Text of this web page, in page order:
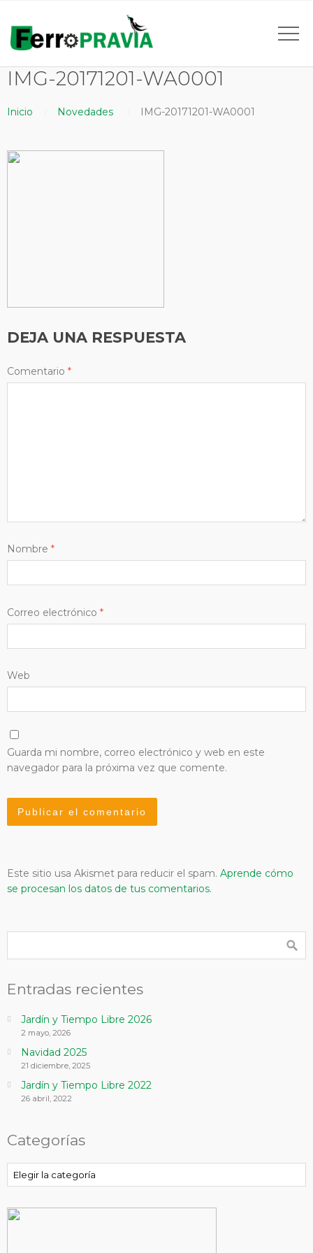
IMG-20171201-WA0001
Inicio Novedades IMG-20171201-WA0001
DEJA UNA RESPUESTA
Comentario *
Nombre *
Correo electrónico *
Web
Guarda mi nombre, correo electrónico y web en este
navegador para la próxima vez que comente.
Este sitio usa Akismet para reducir el spam. Aprende cómo
se procesan los datos de tus comentarios.
Entradas recientes
Jardín y Tiempo Libre 2026
2 mayo, 2026
Navidad 2025
21 diciembre, 2025
Jardín y Tiempo Libre 2022
26 abril, 2022
Categorías
Categorías